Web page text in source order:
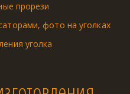
прорези
фото на уголках
уголка